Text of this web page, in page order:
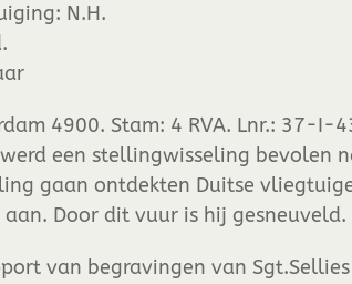
N.H.
4900. Stam: 4 RVA. Lnr.: 37-I-
een stellingwisseling bevolen
gaan ontdekten Duitse
Door dit vuur is hij gesneuveld.
van begravingen van